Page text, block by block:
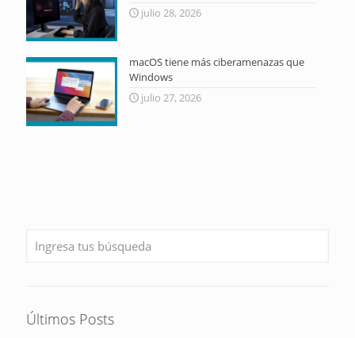
julio 28, 2026
macOS tiene más ciberamenazas que
Windows
julio 27, 2026
Últimos Posts